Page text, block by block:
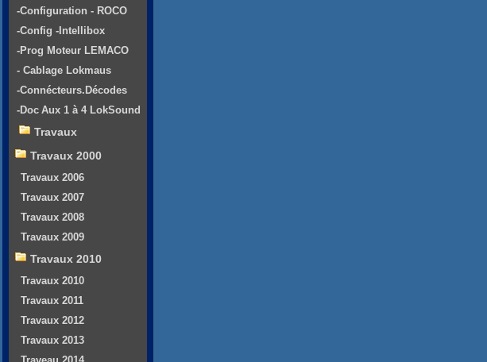
-Configuration - ROCO
-Config -Intellibox
-Prog Moteur LEMACO
- Cablage Lokmaus
-Connécteurs.Décodes
-Doc Aux 1 à 4 LokSound
Travaux
Travaux 2000
Travaux 2006
Travaux 2007
Travaux 2008
Travaux 2009
Travaux 2010
Travaux 2010
Travaux 2011
Travaux 2012
Travaux 2013